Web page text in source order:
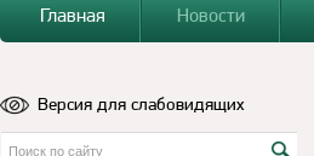
Главная
Новости
Версия для слабовидящих